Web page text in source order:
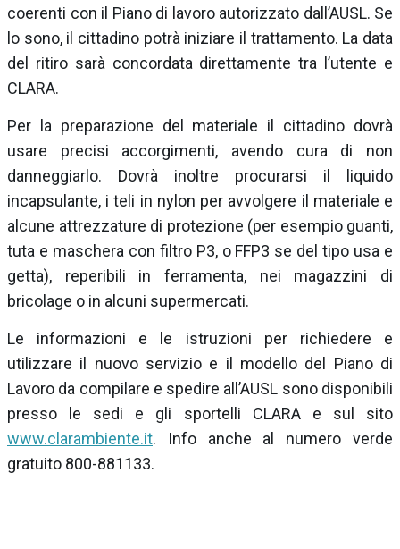
coerenti con il Piano di lavoro autorizzato dall’AUSL. Se
lo sono, il cittadino potrà iniziare il trattamento. La data
del ritiro sarà concordata direttamente tra l’utente e
CLARA.
Per la preparazione del materiale il cittadino dovrà
usare precisi accorgimenti, avendo cura di non
danneggiarlo. Dovrà inoltre procurarsi il liquido
incapsulante, i teli in nylon per avvolgere il materiale e
alcune attrezzature di protezione (per esempio guanti,
tuta e maschera con filtro P3, o FFP3 se del tipo usa e
getta), reperibili in ferramenta, nei magazzini di
bricolage o in alcuni supermercati.
Le informazioni e le istruzioni per richiedere e
utilizzare il nuovo servizio e il modello del Piano di
Lavoro da compilare e spedire all’AUSL sono disponibili
presso le sedi e gli sportelli CLARA e sul sito
www.clarambiente.it. Info anche al numero verde
gratuito 800-881133.